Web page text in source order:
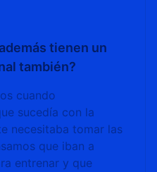
tienen un
también?
cuando
sucedía con la
necesitaba tomar las
que iban a
entrenar y que